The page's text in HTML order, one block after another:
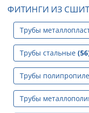
ФИТИНГИ ИЗ
Трубы
Трубы стальные
Трубы
Трубы